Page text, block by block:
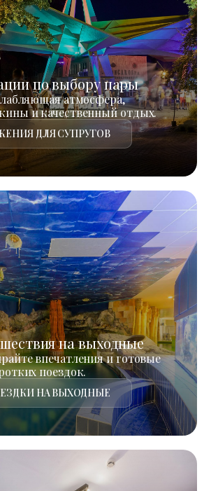
по выбору пары
атмосфера,
и качественный отдых.
ДЛЯ СУПРУГОВ
на выходные
впечатления и готовые
поездок.
НА ВЫХОДНЫЕ